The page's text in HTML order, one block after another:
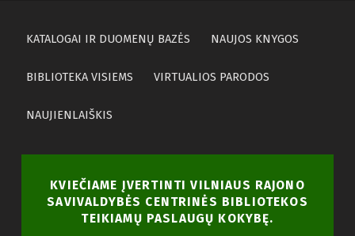
KATALOGAI IR DUOMENŲ BAZĖS NAUJOS KNYGOS
BIBLIOTEKA VISIEMS VIRTUALIOS PARODOS
NAUJIENLAIŠKIS
KVIEČIAME ĮVERTINTI VILNIAUS RAJONO
SAVIVALDYBĖS CENTRINĖS BIBLIOTEKOS
TEIKIAMŲ PASLAUGŲ KOKYBĘ.